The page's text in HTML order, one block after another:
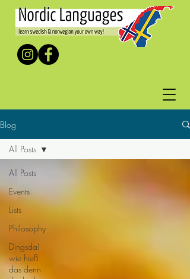
Blog
All Posts
Events
Lists
Philosophy
Dingsda!
wie hieß
das denn
All Posts